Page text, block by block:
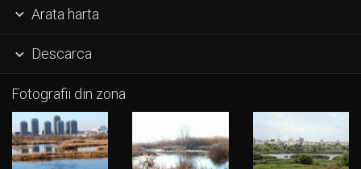
 Arata harta
 Descarca
Fotografii din zona